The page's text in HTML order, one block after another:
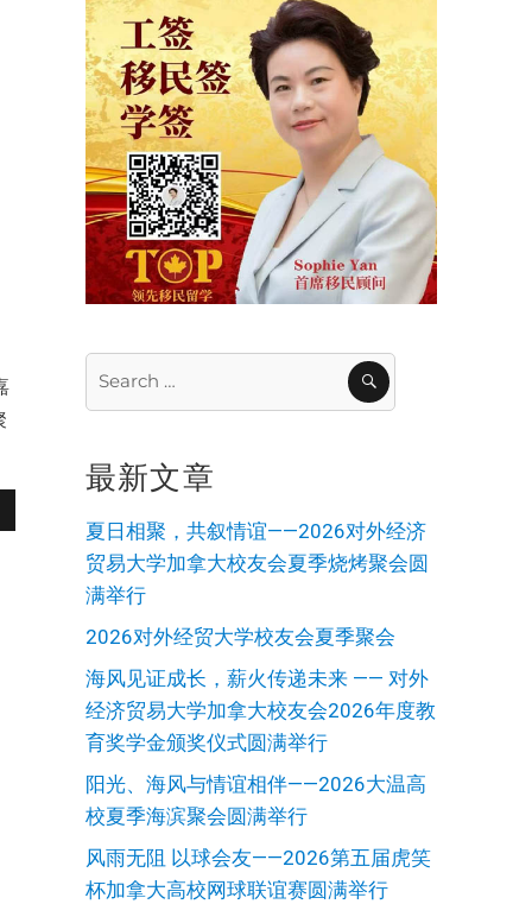
SEARCH
最新文章
夏日相聚，共叙情谊——2026对外经济
贸易大学加拿大校友会夏季烧烤聚会圆
满举行
2026对外经贸大学校友会夏季聚会
海风见证成长，薪火传递未来 —— 对外
经济贸易大学加拿大校友会2026年度教
育奖学金颁奖仪式圆满举行
阳光、海风与情谊相伴——2026大温高
校夏季海滨聚会圆满举行
风雨无阻 以球会友——2026第五届虎笑
杯加拿大高校网球联谊赛圆满举行